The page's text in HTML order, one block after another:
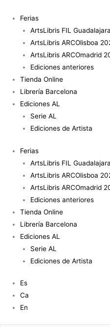
contenido
Ferias
ArtsLibris FIL
ArtsLibris ARCOlisboa
ArtsLibris ARCOmadrid
Ediciones anteriores
Tienda Online
Librería Barcelona
Ediciones AL
Serie AL
Ediciones de Artista
Ferias
ArtsLibris FIL
ArtsLibris ARCOlisboa
ArtsLibris ARCOmadrid
Ediciones anteriores
Tienda Online
Librería Barcelona
Ediciones AL
Serie AL
Ediciones de Artista
Es
Ca
En